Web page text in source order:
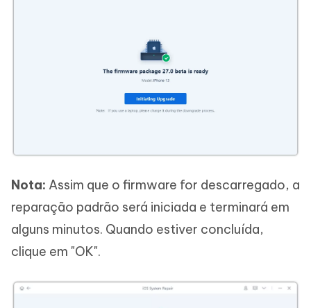
Nota: Assim que o firmware for descarregado, a
reparação padrão será iniciada e terminará em
alguns minutos. Quando estiver concluída,
clique em "OK".